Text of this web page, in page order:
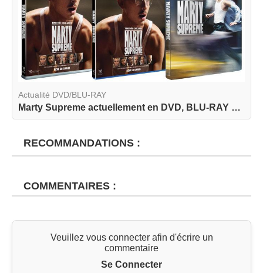
Actualité DVD/BLU-RAY
Marty Supreme actuellement en DVD, BLU-RAY et BL...
RECOMMANDATIONS :
COMMENTAIRES :
Veuillez vous connecter afin d'écrire un
commentaire
Se Connecter